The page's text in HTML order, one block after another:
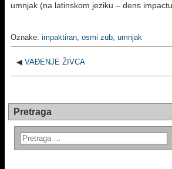
umnjak (na latinskom jeziku – dens
Oznake: impaktiran, osmi zub, umnjak
◀ VAĐENJE ŽIVCA
Pretraga